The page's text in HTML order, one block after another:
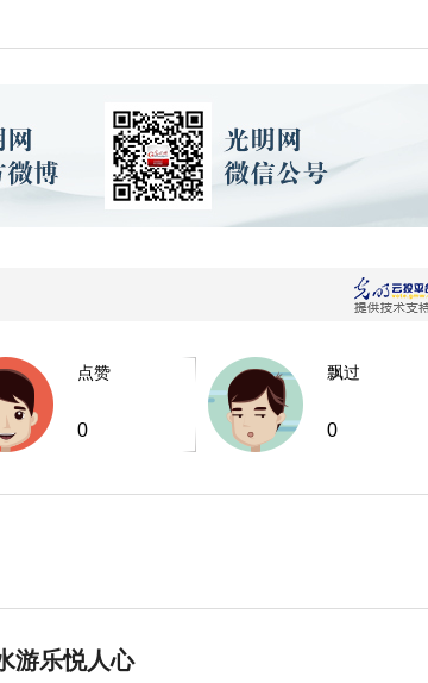
点赞
0
飘过
0
游乐悦人心